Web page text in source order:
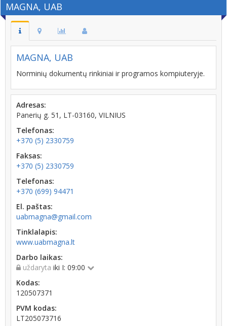
MAGNA, UAB
MAGNA, UAB
Norminių dokumentų rinkiniai ir programos kompiuteryje.
Adresas:
Panerių g. 51, LT-03160, VILNIUS
Telefonas:
+370 (5) 2330759
Faksas:
+370 (5) 2330759
Telefonas:
+370 (699) 94471
El. paštas:
uabmagna@gmail.com
Tinklalapis:
www.uabmagna.lt
Darbo laikas:
uždaryta iki I: 09:00
Kodas:
120507371
PVM kodas:
LT205073716